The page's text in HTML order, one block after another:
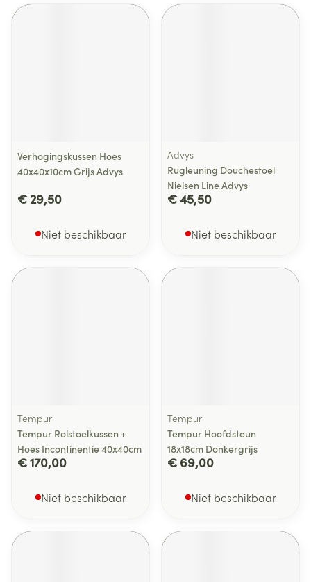
Verhogingskussen Hoes
40x40x10cm Grijs Advys
€ 29,50
Niet beschikbaar
Advys
Rugleuning Douchestoel
Nielsen Line Advys
€ 45,50
Niet beschikbaar
Tempur
Tempur Rolstoelkussen +
Hoes Incontinentie 40x40cm
€ 170,00
Niet beschikbaar
Tempur
Tempur Hoofdsteun
18x18cm Donkergrijs
€ 69,00
Niet beschikbaar